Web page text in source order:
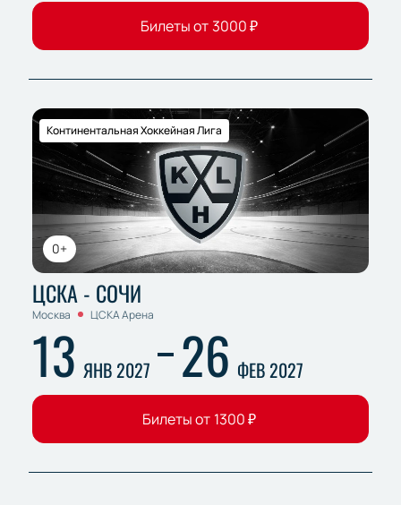
Билеты от 3000₽
0+
Континентальная Хоккейная Лига
ЦСКА - СОЧИ
Москва ЦСКА Арена
13 ЯНВ 2027 26 ФЕВ 2027
Билеты от 1300₽